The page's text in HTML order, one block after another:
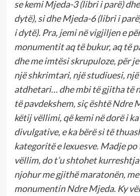
se kemi Mjeda-3 (libri i parë)
dytë), si dhe Mjeda-6 (libri i
i dytë). Pra, jemi në vigjiljen e
monumentit aq të bukur, aq të
dhe me imtësi skrupuloze, për
një shkrimtari, një studiuesi,
atdhetari… dhe mbi të gjitha të
të pavdekshem, siç është Ndre
këtij vëllimi, që kemi në dorë i
divulgative, e ka bërë si të
kategoritë e lexuesve. Madje po
vëllim, do t’u shtohet kurreshtja
njohur me gjithë maratonën,
monumentin Ndre Mjeda. Ky